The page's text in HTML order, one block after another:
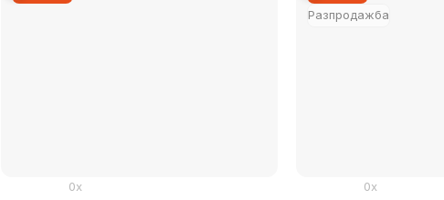
0x
Разпродажба
0x